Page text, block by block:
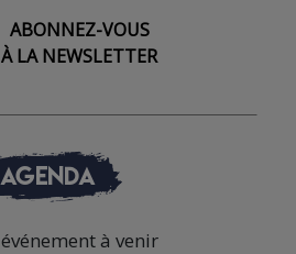
ABONNEZ-VOUS
À LA NEWSLETTER
AGENDA
à venir